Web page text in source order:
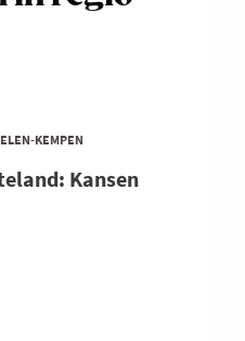
KEMPEN
Kansen